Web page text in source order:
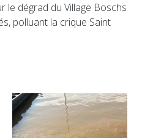
le dégrad du Village Boschs
polluant la crique Saint